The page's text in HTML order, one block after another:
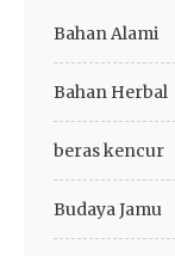
Bahan Alami
Bahan Herbal
beras kencur
Budaya Jamu